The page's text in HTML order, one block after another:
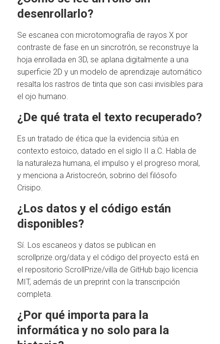
desenrollarlo?
Se escanea con microtomografía de rayos X por
contraste de fase en un sincrotrón, se reconstruye la
hoja enrollada en 3D, se aplana digitalmente a una
superficie 2D y un modelo de aprendizaje automático
resalta los rastros de tinta que son casi invisibles para
el ojo humano.
¿De qué trata el texto recuperado?
Es un tratado de ética que la evidencia sitúa en
contexto estoico, datado en el siglo II a.C. Habla de
la naturaleza humana, el impulso y el progreso moral,
y menciona a Aristocreón, sobrino del filósofo
Crisipo.
¿Los datos y el código están
disponibles?
Sí. Los escaneos y datos se publican en
scrollprize.org/data y el código del proyecto está en
el repositorio ScrollPrize/villa de GitHub bajo licencia
MIT, además de un preprint con la transcripción
completa.
¿Por qué importa para la
informática y no solo para la